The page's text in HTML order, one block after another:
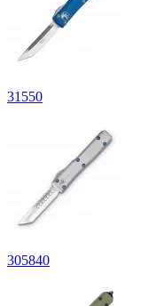
31 550
305840